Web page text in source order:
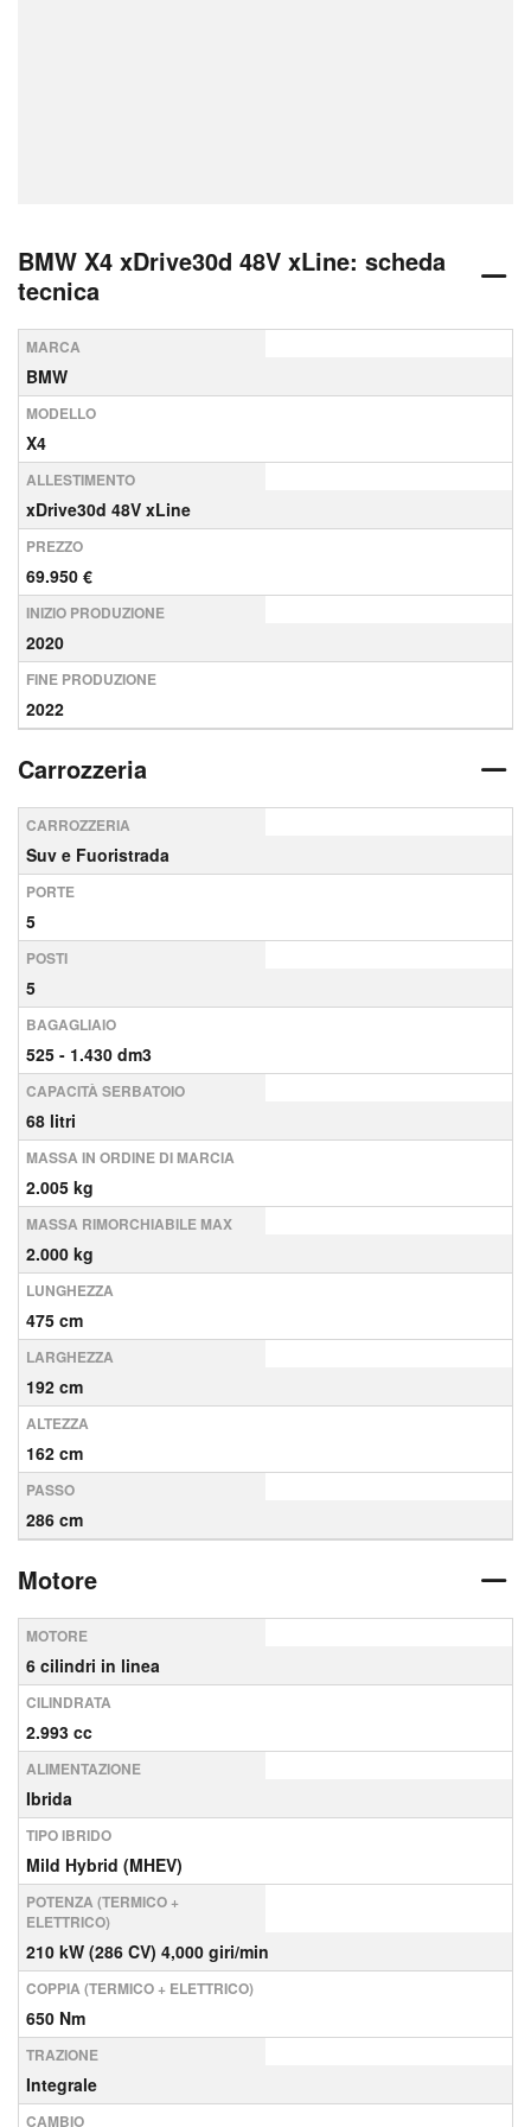
BMW X4 xDrive30d 48V xLine: scheda
tecnica
MARCA
BMW
MODELLO
X4
ALLESTIMENTO
xDrive30d 48V xLine
PREZZO
69.950 €
INIZIO PRODUZIONE
2020
FINE PRODUZIONE
2022
Carrozzeria
CARROZZERIA
Suv e Fuoristrada
PORTE
5
POSTI
5
BAGAGLIAIO
525 - 1.430 dm3
CAPACITÀ SERBATOIO
68 litri
MASSA IN ORDINE DI MARCIA
2.005 kg
MASSA RIMORCHIABILE MAX
2.000 kg
LUNGHEZZA
475 cm
LARGHEZZA
192 cm
ALTEZZA
162 cm
PASSO
286 cm
Motore
MOTORE
6 cilindri in linea
CILINDRATA
2.993 cc
ALIMENTAZIONE
Ibrida
TIPO IBRIDO
Mild Hybrid (MHEV)
POTENZA (TERMICO +
ELETTRICO)
210 kW (286 CV) 4,000 giri/min
COPPIA (TERMICO + ELETTRICO)
650 Nm
TRAZIONE
Integrale
CAMBIO